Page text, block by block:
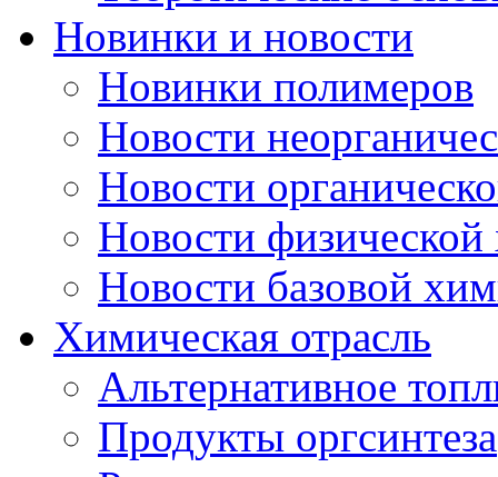
Новинки и новости
Новинки полимеров
Новости
Новости
Новости
Новости базовой
Химическая отрасль
Альтернативное
Продукты оргсинтеза